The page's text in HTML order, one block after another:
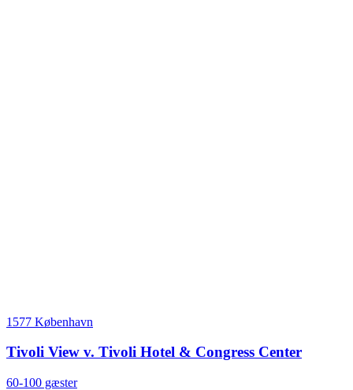
1577 København
Tivoli View v. Tivoli Hotel & Congress Center
60-100 gæster